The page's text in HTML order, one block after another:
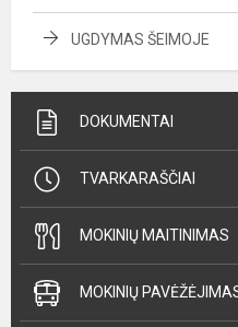
UGDYMAS ŠEIMOJE
DOKUMENTAI
TVARKARAŠČIAI
MOKINIŲ MAITINIMAS
MOKINIŲ